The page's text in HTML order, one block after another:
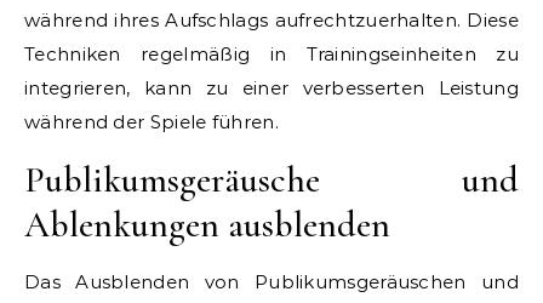
während ihres Aufschlags aufrechtzuerhalten. Diese
Techniken regelmäßig in Trainingseinheiten zu
integrieren, kann zu einer verbesserten Leistung
während der Spiele führen.
Publikumsgeräusche und
Ablenkungen ausblenden
Das Ausblenden von Publikumsgeräuschen und